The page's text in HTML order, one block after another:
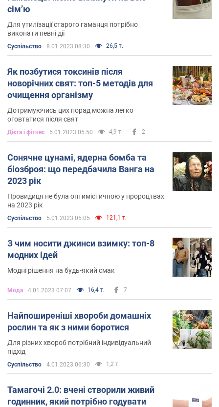
сім’ю
Для утилізації старого гаманця потрібно
виконати певні дії
Суспільство 8.01.2023 08:30 26,5 т.
Як позбутися токсинів після
новорічних свят: топ-5 методів для
очищення організму
Дотримуючись цих порад можна легко
оговтатися після свят
Дієта і фітнес 5.01.2023 05:50 4,9 т. 2
Сонячне цунамі, ядерна бомба та
біозброя: що передбачила Ванга на
2023 рік
Провидиця не була оптимістичною у пророцтвах
на 2023 рік
Суспільство 5.01.2023 05:05 121,1 т.
З чим носити джинси взимку: топ-8
модних ідей
Модні рішення на будь-який смак
Мода 4.01.2023 07:07 16,4 т. 7
Найпоширеніші хвороби домашніх
рослин та як з ними боротися
Для різних хвороб потрібний індивідуальний
підхід
Суспільство 4.01.2023 06:30 1,2 т.
Тамагочі 2.0: вчені створили живий
годинник, який потрібно годувати